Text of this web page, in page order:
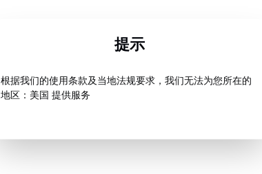
提示
根据我们的使用条款及当地法规要求，我们无法为您所在的
地区：美国 提供服务